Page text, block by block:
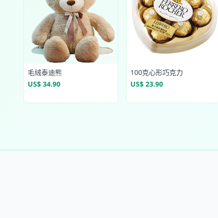
毛绒泰迪熊
US$ 34.90
100克心形巧克力
US$ 23.90